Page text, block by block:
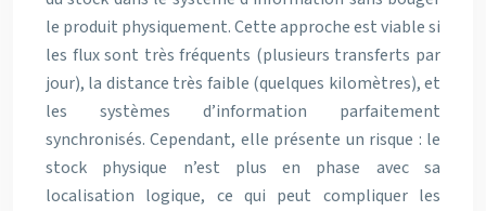
le produit physiquement. Cette approche est viable si
les flux sont très fréquents (plusieurs transferts par
jour), la distance très faible (quelques kilomètres), et
les systèmes d’information parfaitement
synchronisés. Cependant, elle présente un risque : le
stock physique n’est plus en phase avec sa
localisation logique, ce qui peut compliquer les